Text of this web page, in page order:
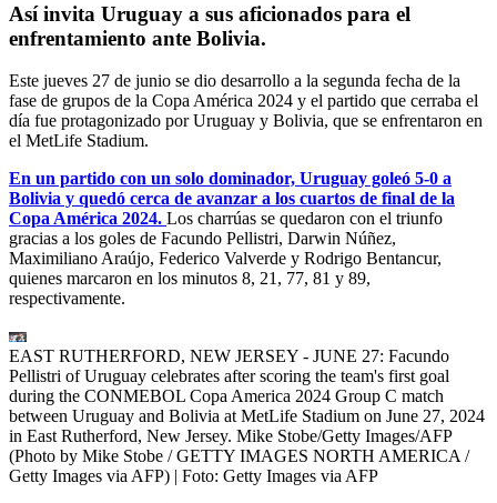
Así invita Uruguay a sus aficionados para el
enfrentamiento ante Bolivia.
Este jueves 27 de junio se dio desarrollo a la segunda fecha de la
fase de grupos de la Copa América 2024 y el partido que cerraba el
día fue protagonizado por Uruguay y Bolivia, que se enfrentaron en
el MetLife Stadium.
En un partido con un solo dominador, Uruguay goleó 5-0 a
Bolivia y quedó cerca de avanzar a los cuartos de final de la
Copa América 2024. Los charrúas se quedaron con el triunfo
gracias a los goles de Facundo Pellistri, Darwin Núñez,
Maximiliano Araújo, Federico Valverde y Rodrigo Bentancur,
quienes marcaron en los minutos 8, 21, 77, 81 y 89,
respectivamente.
EAST RUTHERFORD, NEW JERSEY - JUNE 27: Facundo
Pellistri of Uruguay celebrates after scoring the team's first goal
during the CONMEBOL Copa America 2024 Group C match
between Uruguay and Bolivia at MetLife Stadium on June 27, 2024
in East Rutherford, New Jersey. Mike Stobe/Getty Images/AFP
(Photo by Mike Stobe / GETTY IMAGES NORTH AMERICA /
Getty Images via AFP) | Foto: Getty Images via AFP